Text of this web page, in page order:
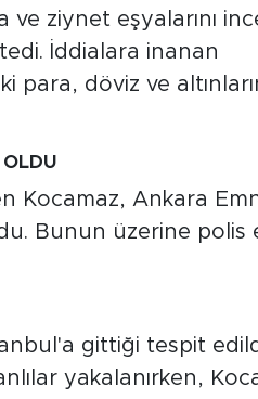
ziynet eşyalarını
İddialara inanan
para, döviz ve
Kocamaz, Ankara
Bunun üzerine polis
gittiği tespit
yakalanırken,